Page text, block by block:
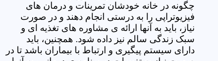
چگونه در خانه خودشان تمرینات و درمان های
فیزیوتراپی را به درستی انجام دهند و در صورت
نیاز، باید به آنها ارائه ی مشاوره های تغذیه ای و
سبک زندگی سالم نیز داده شود. همچنین، باید
دارای سیستم پیگیری و ارتباط با بیماران باشد تا در